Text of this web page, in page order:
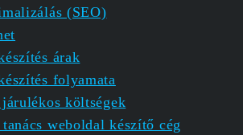
(SEO)
árak
folyamata
költségek
weboldal készítő cég